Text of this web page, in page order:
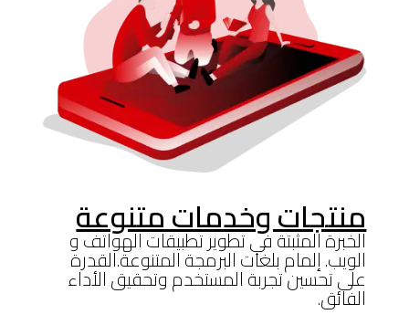
منتجات وخدمات متنوعة
الخبرة المثبتة في تطوير تطبيقات الهواتف و
الويب. إلمام بلغات البرمجة المتنوعة.القدرة
على تحسين تجربة المستخدم وتحقيق الأداء
الفائق.